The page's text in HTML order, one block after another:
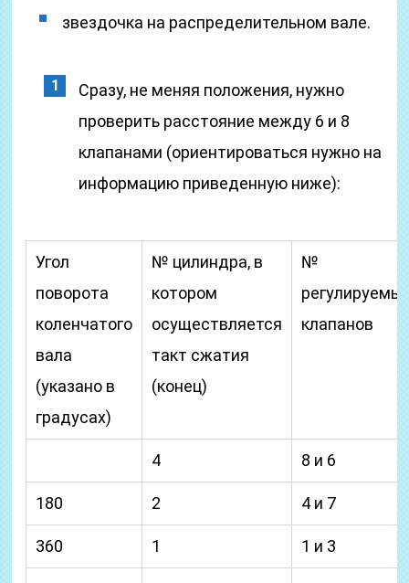
звездочка на распределительном вале.
Сразу, не меняя положения, нужно
проверить расстояние между 6 и 8
клапанами (ориентироваться нужно на
информацию приведенную ниже):
Угол
поворота
коленчатого
вала
(указано в
градусах)
№ цилиндра, в
котором
осуществляется
такт сжатия
(конец)
№
клапанов
4 8 и 6
180 2 4 и 7
360 1 1 и 3